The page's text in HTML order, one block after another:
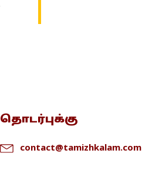
தொடர்புக்கு
contact@tamizhkalam.com